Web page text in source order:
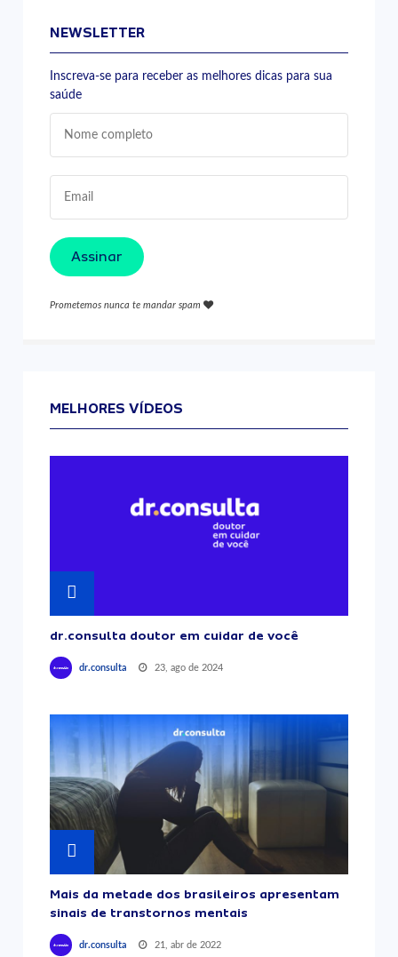
NEWSLETTER
Inscreva-se para receber as melhores dicas para sua
saúde
Assinar
Prometemos nunca te mandar spam
MELHORES VÍDEOS
dr.consulta doutor em cuidar de você
dr.consulta 23, ago de 2024
Mais da metade dos brasileiros apresentam
sinais de transtornos mentais
dr.consulta 21, abr de 2022